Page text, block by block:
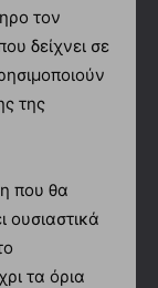
τον
δείχνει σε
της
που θα
ουσιαστικά
τα όρια